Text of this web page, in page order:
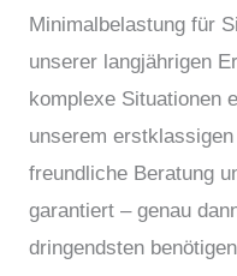
Minimalbelastung für
unserer langjährigen
komplexe Situationen
unserem
freundliche Beratung
garantiert – genau
dringendsten